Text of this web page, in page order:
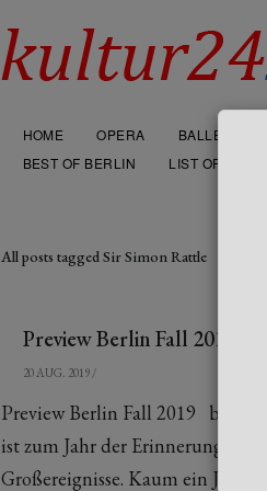
HOME OPERA BALLET
BEST OF BERLIN
LIST OF
All posts tagged Sir Simon Rattle
Preview Berlin Fall 2019
20 AUG. 2019 /
Preview Berlin Fall 2019 by
ist zum Jahr der Erinnerungen
Großereignisse. Kaum ein Jahr […]